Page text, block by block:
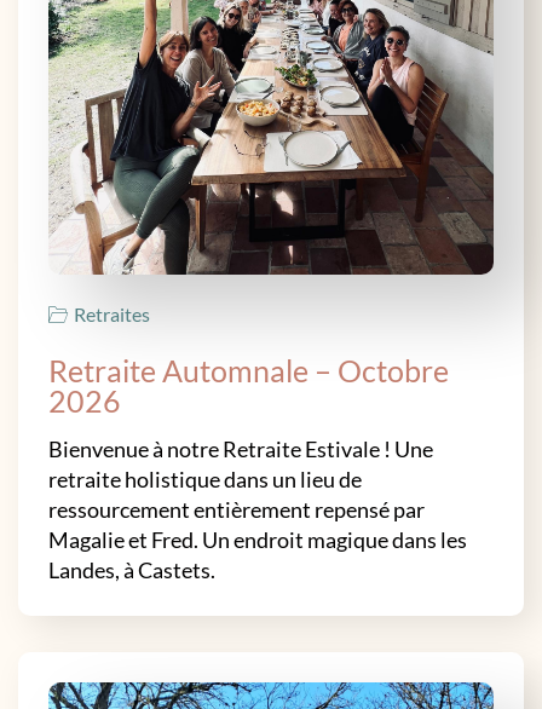
Retraites
Retraite Automnale – Octobre
2026
Bienvenue à notre Retraite Estivale ! Une
retraite holistique dans un lieu de
ressourcement entièrement repensé par
Magalie et Fred. Un endroit magique dans les
Landes, à Castets.